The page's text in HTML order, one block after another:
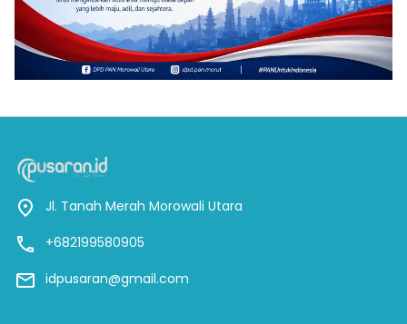
Jl. Tanah Merah Morowali Utara
+682199580905
idpusaran@gmail.com